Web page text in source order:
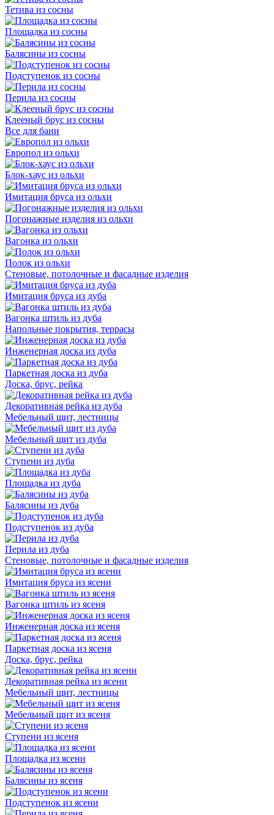
Тетива из сосны
Площадка из сосны
Балясины из сосны
Подступенок из сосны
Перила из сосны
Клееный брус из сосны
Все для бани
Европол из ольхи
Блок-хаус из ольхи
Имитация бруса из ольхи
Погонажные изделия из ольхи
Вагонка из ольхи
Полок из ольхи
Стеновые, потолочные и фасадные изделия
Имитация бруса из дуба
Вагонка штиль из дуба
Напольные покрытия, террасы
Инженерная доска из дуба
Паркетная доска из дуба
Доска, брус, рейка
Декоративная рейка из дуба
Мебельный щит, лестницы
Мебельный щит из дуба
Ступени из дуба
Площадка из дуба
Балясины из дуба
Подступенок из дуба
Перила из дуба
Стеновые, потолочные и фасадные изделия
Имитация бруса из ясени
Вагонка штиль из ясеня
Инженерная доска из ясеня
Паркетная доска из ясеня
Доска, брус, рейка
Декоративная рейка из ясени
Мебельный щит, лестницы
Мебельный щит из ясеня
Ступени из ясеня
Площадка из ясени
Балясины из ясеня
Подступенок из ясени